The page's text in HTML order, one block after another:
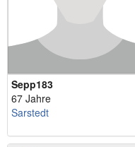
Sepp183
67 Jahre
Sarstedt